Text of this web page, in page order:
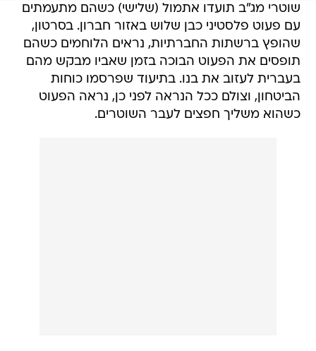
שוטרי מג"ב תועדו אתמול (שלישי) כשהם מתעמתים
עם פעוט פלסטיני כבן שלוש באזור חברון. בסרטון,
שהופץ ברשתות החברתיות, נראים הלוחמים כשהם
תופסים את הפעוט הבוכה בזמן שאביו מבקש מהם
בעברית לעזוב את בנו. בתיעוד שפרסמו כוחות
הביטחון, וצולם ככל הנראה לפני כן, נראה הפעוט
כשהוא משליך חפצים לעבר השוטרים.